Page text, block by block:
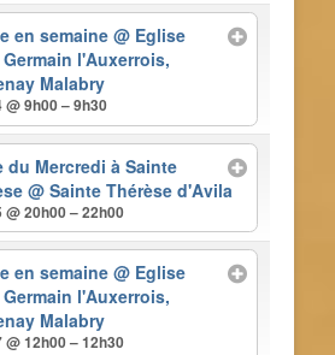
en semaine@ Eglise
l'Auxerrois,
Malabry
@ 9h00 – 9h30
du Mercredi à Sainte
@ Sainte Thérèse d'Avila
@ 20h00 – 22h00
en semaine@ Eglise
l'Auxerrois,
Malabry
@ 12h00 – 12h30